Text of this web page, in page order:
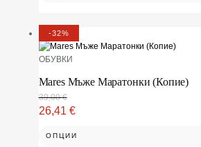
-32%
OБУВКИ
Mares Мъже Маратонки (Копие)
39,00€
26,41 €
ОПЦИИ